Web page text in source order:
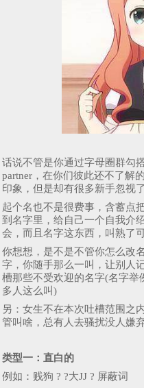
话说不管是你通过字母圈群勾
partner，在你们彼此还不了解
印象，但是却有很多新手忽视
起个名也不是很费事，含蓄点
到名字里，给自己一个自我介
会，而且名字这东西，叫熟了
你想想，是不是不管你怎么改
字，你随手那么一叫，让别人
槽那些不受欢迎的名字(名字举
多人这么叫)
另：女生不在本次吐槽范围之
管叫啥，总有人去骚扰没人嫌
类型一： 直白的
例如：贱狗 ? ?大JJ ? 屏蔽词